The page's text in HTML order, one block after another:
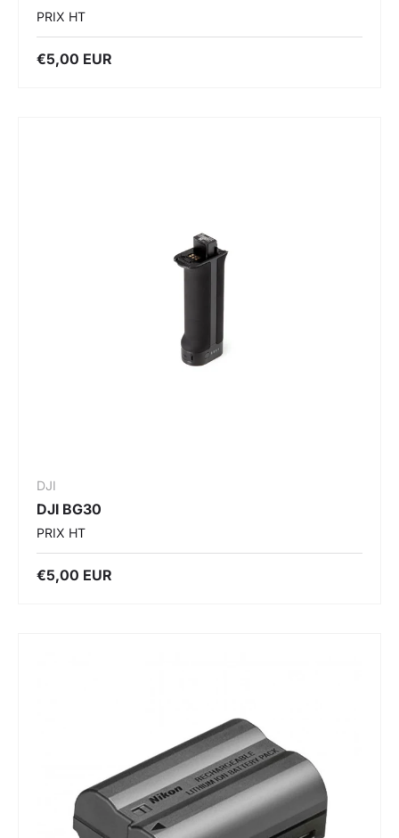
PRIX HT
€5,00 EUR
DJI
DJI BG30
PRIX HT
€5,00 EUR